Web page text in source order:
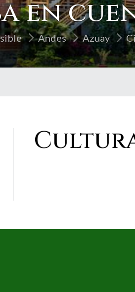
en
Andes Azuay